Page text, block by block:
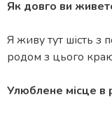
Як довго ви
Я живу тут шість з
родом з цього краю
Улюблене місце в